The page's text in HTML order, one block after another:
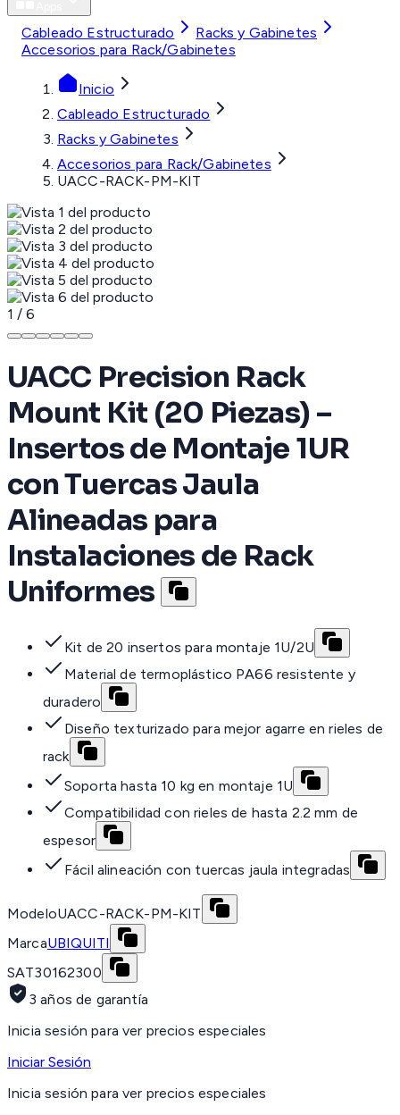
Cableado Estructurado
Racks y Gabinetes
Accesorios para Rack/Gabinetes
Inicio
Cableado Estructurado
Racks y Gabinetes
Accesorios para Rack/Gabinetes
UACC-RACK-PM-KIT
1 / 6
UACC Precision Rack
Mount Kit (20 Piezas) –
Insertos de Montaje 1UR
con Tuercas Jaula
Alineadas para
Instalaciones de Rack
Uniformes
Kit de 20 insertos para montaje 1U/2U
Material de termoplástico PA66 resistente y
duradero
Diseño texturizado para mejor agarre en rieles de
rack
Soporta hasta 10 kg en montaje 1U
Compatibilidad con rieles de hasta 2.2 mm de
espesor
Fácil alineación con tuercas jaula integradas
ModeloUACC-RACK-PM-KIT
MarcaUBIQUITI
SAT30162300
3 años de garantía
Inicia sesión para ver precios especiales
Iniciar Sesión
Inicia sesión para ver precios especiales